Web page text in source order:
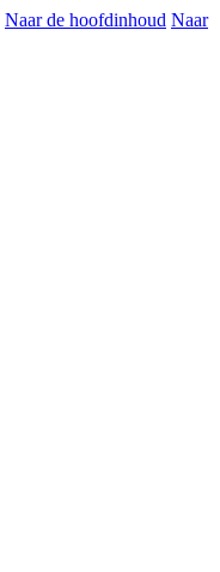
Naar de hoofdinhoud Naar